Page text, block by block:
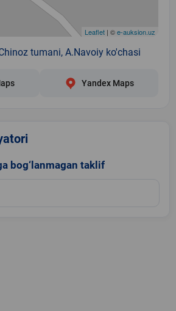
Leaflet | ©e-auksion.uz
tumani, A.Navoiy ko'chasi
Yandex Maps
bog‘lanmagan taklif